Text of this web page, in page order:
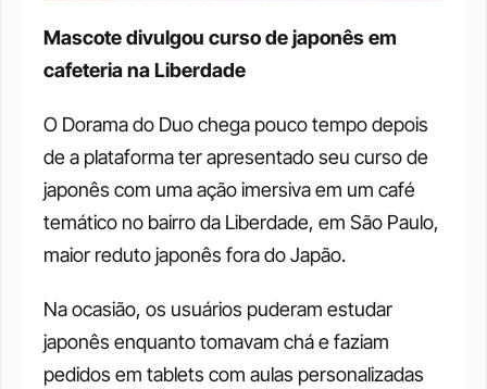
Mascote divulgou curso de japonês em
cafeteria na Liberdade
O Dorama do Duo chega pouco tempo depois
de a plataforma ter apresentado seu curso de
japonês com uma ação imersiva em um café
temático no bairro da Liberdade, em São Paulo,
maior reduto japonês fora do Japão.
Na ocasião, os usuários puderam estudar
japonês enquanto tomavam chá e faziam
pedidos em tablets com aulas personalizadas